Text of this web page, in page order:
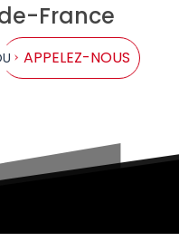
France
> APPELEZ-NOUS